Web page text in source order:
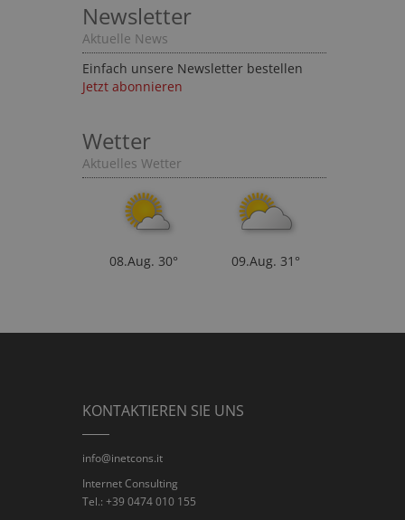
Newsletter
Aktuelle News
Einfach unsere Newsletter bestellen
Jetzt abonnieren
Wetter
Aktuelles Wetter
08.Aug. 30° 09.Aug. 31°
KONTAKTIEREN SIE UNS
info@inetcons.it
Internet Consulting
Tel.: +39 0474 010 155